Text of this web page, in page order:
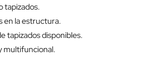
tapizados.
en la estructura.
tapizados disponibles.
multifuncional.